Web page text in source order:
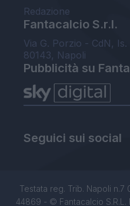
Redazione
Fantacalcio S.r.l.
Via G. Porzio - CdN, Is.
80143, Napoli
Pubblicità su
Seguici sui social
Testata reg. Trib. Napoli n.7
44869 - © Fantacalcio S.R.L.